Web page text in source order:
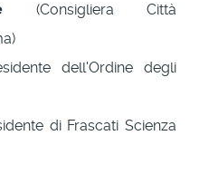
(Consigliera Città
dell'Ordine degli
di Frascati Scienza